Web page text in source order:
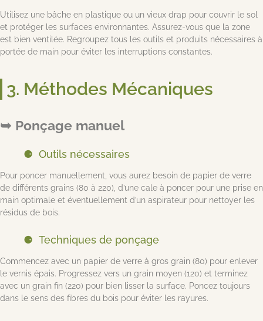
Utilisez une bâche en plastique ou un vieux drap pour couvrir le sol
et protéger les surfaces environnantes. Assurez-vous que la zone
est bien ventilée. Regroupez tous les outils et produits nécessaires à
portée de main pour éviter les interruptions constantes.
3. Méthodes Mécaniques
Ponçage manuel
Outils nécessaires
Pour poncer manuellement, vous aurez besoin de papier de verre
de différents grains (80 à 220), d’une cale à poncer pour une prise en
main optimale et éventuellement d’un aspirateur pour nettoyer les
résidus de bois.
Techniques de ponçage
Commencez avec un papier de verre à gros grain (80) pour enlever
le vernis épais. Progressez vers un grain moyen (120) et terminez
avec un grain fin (220) pour bien lisser la surface. Poncez toujours
dans le sens des fibres du bois pour éviter les rayures.